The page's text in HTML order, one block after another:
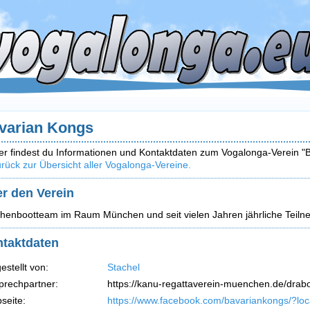
Kongs
findest du Informationen und Kontaktdaten zum Vogalonga-Verein
zur Übersicht aller Vogalonga-Vereine.
den Verein
im Raum München und seit vielen Jahren jährliche
von:
Stachel
https://kanu-regattaverein-muenchen.de/
https://www.facebook.com/bavariankongs/